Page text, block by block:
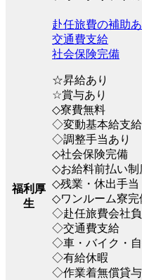
福利厚
生
赴任旅費の補助あ
交通費支給
社会保険完備
☆昇給あり
☆賞与あり
◇寮費無料
◇変動基本給支給
◇調整手当あり
◇社会保険完備
◇お給料前払い制
◇残業・休出手当
◇ワンルーム寮完
◇赴任旅費会社
◇交通費支給
◇車・バイク・
◇有給休暇
◇作業着無償貸与